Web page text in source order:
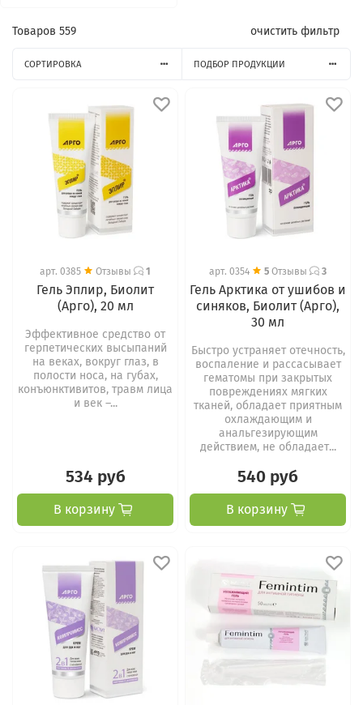
Товаров 559 очистить фильтр
СОРТИРОВКА ПОДБОР ПРОДУКЦИИ
арт. 0385 Отзывы 1
Гель Эплир, Биолит
(Арго), 20 мл
Эффективное средство от
герпетических высыпаний
на веках, вокруг глаз, в
полости носа, на губах,
конъюнктивитов, травм лица
и век –...
534 руб
В корзину
арт. 0354 5 Отзывы 3
Гель Арктика от ушибов и
синяков, Биолит (Арго),
30 мл
Быстро устраняет отечность,
воспаление и рассасывает
гематомы при закрытых
повреждениях мягких
тканей, обладает приятным
охлаждающим и
анальгезирующим
действием, не обладает...
540 руб
В корзину